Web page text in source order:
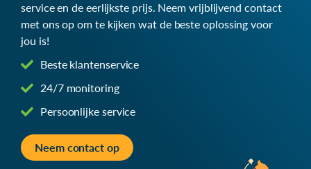
service en de eerlijkste prijs. Neem vrijblijvend contact
met ons op om te kijken wat de beste oplossing voor
jou is!
Beste klantenservice
24/7 monitoring
Persoonlijke service
Neem contact op